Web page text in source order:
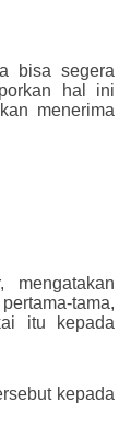
bisa segera
hal ini
menerima
tama,
itu kepada
kepada